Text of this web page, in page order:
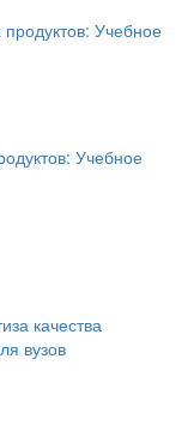
Учебное